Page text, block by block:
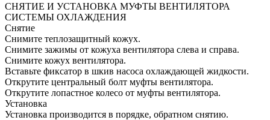
СНЯТИЕ И УСТАНОВКА МУФТЫ ВЕНТИЛЯТОРА
СИСТЕМЫ ОХЛАЖДЕНИЯ
Снятие
Снимите теплозащитный кожух.
Снимите зажимы от кожуха вентилятора слева и справа.
Снимите кожух вентилятора.
Вставьте фиксатор в шкив насоса охлаждающей жидкости.
Открутите центральный болт муфты вентилятора.
Открутите лопастное колесо от муфты вентилятора.
Установка
Установка производится в порядке, обратном снятию.